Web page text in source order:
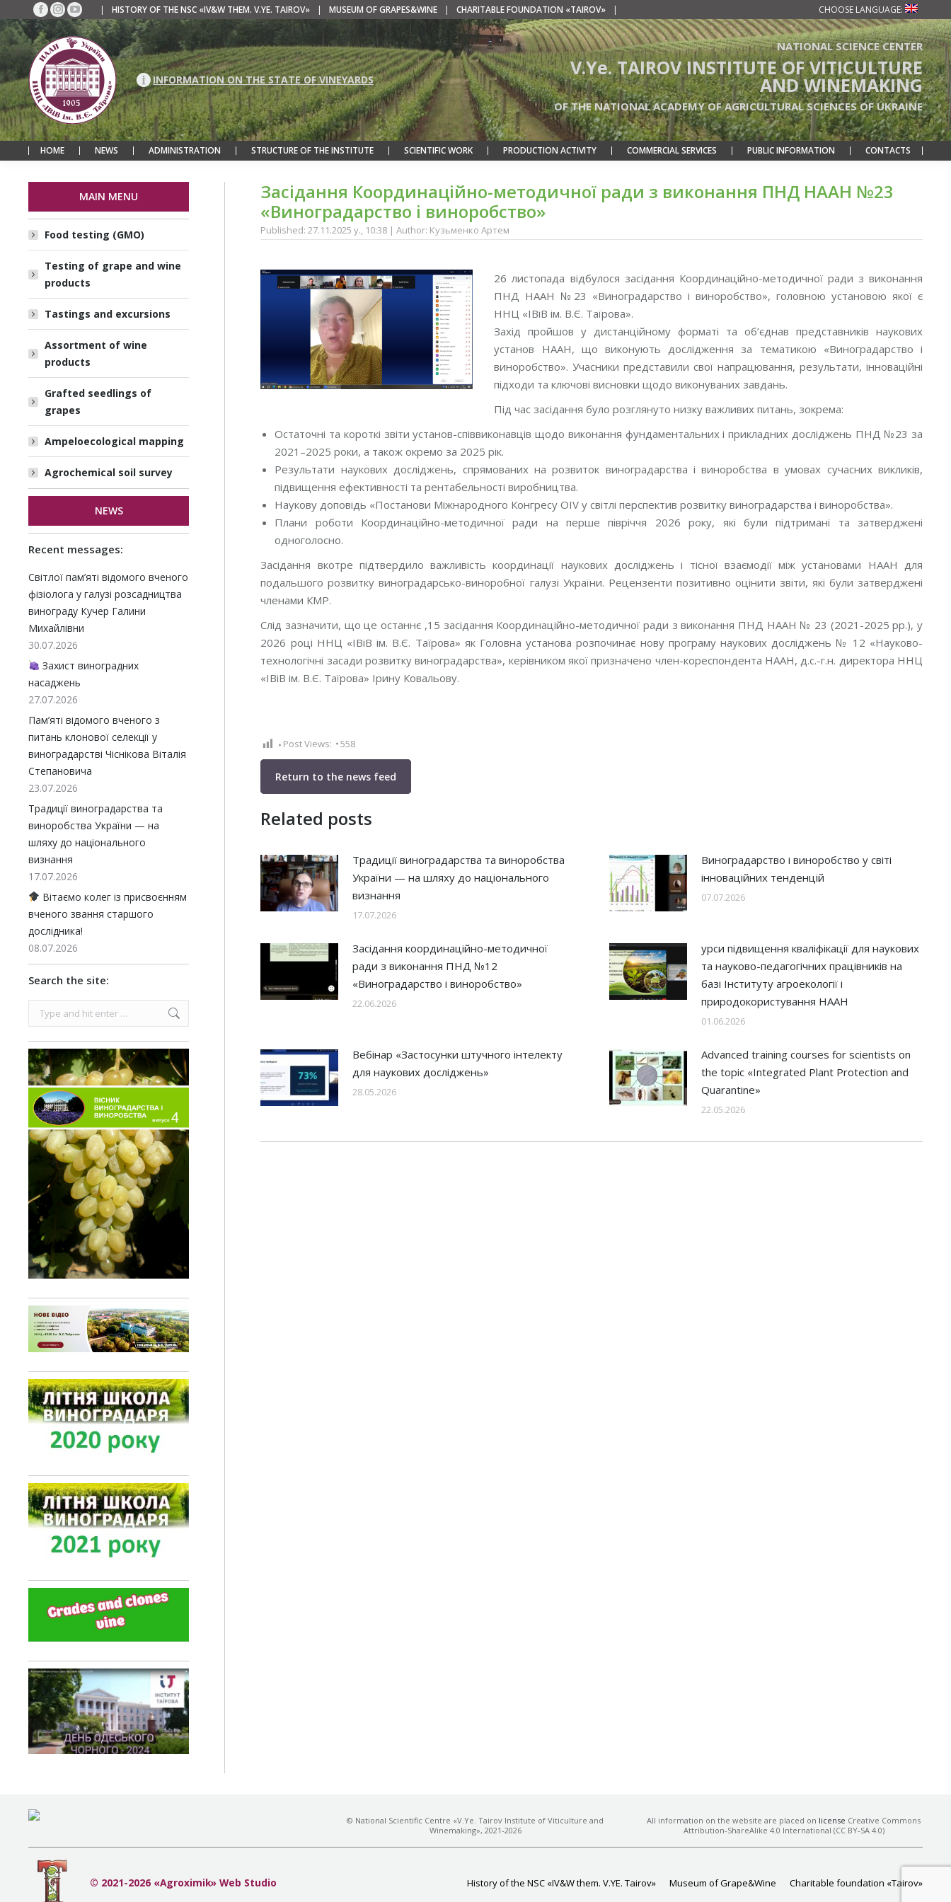
Facebook
page
opens
in
new
window
Instagram
page
opens
in
new
window
YouTube
page
opens
in
new
window
| HISTORY OF THE NSC «IV&W THEM. V.YE. TAIROV» | MUSEUM OF GRAPES&WINE | CHARITABLE FOUNDATION «TAIROV» | CHOOSE LANGUAGE:
INFORMATION ON THE STATE OF VINEYARDS
NATIONAL SCIENCE CENTER
V.Ye. TAIROV INSTITUTE OF VITICULTURE
AND WINEMAKING
OF THE NATIONAL ACADEMY OF AGRICULTURAL SCIENCES OF UKRAINE
HOME NEWS ADMINISTRATION STRUCTURE OF THE INSTITUTE SCIENTIFIC WORK PRODUCTION ACTIVITY COMMERCIAL SERVICES PUBLIC INFORMATION CONTACTS
Засідання Координаційно-методичної ради з виконання ПНД НААН №23
«Виноградарство і виноробство»
Published: 27.11.2025 y., 10:38 | Author: Кузьменко Артем
26 листопада відбулося засідання Координаційно-методичної ради з виконання
ПНД НААН №23 «Виноградарство і виноробство», головною установою якої є
ННЦ «ІВіВ ім. В.Є. Таїрова».
Захід пройшов у дистанційному форматі та об’єднав представників наукових
установ НААН, що виконують дослідження за тематикою «Виноградарство і
виноробство». Учасники представили свої напрацювання, результати, інноваційні
підходи та ключові висновки щодо виконуваних завдань.
Під час засідання було розглянуто низку важливих питань, зокрема:
Остаточні та короткі звіти установ-співвиконавців щодо виконання фундаментальних і прикладних досліджень ПНД №23 за
2021–2025 роки, а також окремо за 2025 рік.
Результати наукових досліджень, спрямованих на розвиток виноградарства і виноробства в умовах сучасних викликів,
підвищення ефективності та рентабельності виробництва.
Наукову доповідь «Постанови Міжнародного Конгресу OIV у світлі перспектив розвитку виноградарства і виноробства».
Плани роботи Координаційно-методичної ради на перше півріччя 2026 року, які були підтримані та затверджені
одноголосно.
Засідання вкотре підтвердило важливість координації наукових досліджень і тісної взаємодії між установами НААН для
подальшого розвитку виноградарсько-виноробної галузі України. Рецензенти позитивно оцінити звіти, які були затверджені
членами КМР.
Слід зазначити, що це останнє ,15 засідання Координаційно-методичної ради з виконання ПНД НААН № 23 (2021-2025 рр.), у
2026 році ННЦ «ІВіВ ім. В.Є. Таїрова» як Головна установа розпочинає нову програму наукових досліджень № 12 «Науково-
технологічні засади розвитку виноградарства», керівником якої призначено член-кореспондента НААН, д.с.-г.н. директора ННЦ
«ІВіВ ім. В.Є. Таїрова» Ірину Ковальову.
Post Views: 558
Return to the news feed
Related posts
Традиції виноградарства та виноробства
України — на шляху до національного
визнання
17.07.2026
Виноградарство і виноробство у світі
інноваційних тенденцій
07.07.2026
Засідання координаційно-методичної
ради з виконання ПНД №12
«Виноградарство і виноробство»
22.06.2026
урси підвищення кваліфікації для наукових
та науково-педагогічних працівників на
базі Інституту агроекології і
природокористування НААН
01.06.2026
Вебінар «Застосунки штучного інтелекту
для наукових досліджень»
28.05.2026
Advanced training courses for scientists on
the topic «Integrated Plant Protection and
Quarantine»
22.05.2026
MAIN MENU
Food testing (GMO)
Testing of grape and wine
products
Tastings and excursions
Assortment of wine
products
Grafted seedlings of
grapes
Ampeloecological mapping
Agrochemical soil survey
NEWS
Recent messages:
Світлої пам’яті відомого вченого
фізіолога у галузі розсадництва
винограду Кучер Галини
Михайлівни
30.07.2026
Захист виноградних
насаджень
27.07.2026
Пам’яті відомого вченого з
питань клонової селекції у
виноградарстві Чіснікова Віталія
Степановича
23.07.2026
Традиції виноградарства та
виноробства України — на
шляху до національного
визнання
17.07.2026
Вітаємо колег із присвоєнням
вченого звання старшого
дослідника!
08.07.2026
Search the site:
Search:
© National Scientific Centre «V.Ye. Tairov Institute of Viticulture and
Winemaking», 2021-2026
All information on the website are placed on license Creative Commons
Attribution-ShareAlike 4.0 International (CC BY-SA 4.0)
© 2021-2026 «Agroximik» Web Studio History of the NSC «IV&W them. V.YE. Tairov» Museum of Grape&Wine Charitable foundation «Tairov»